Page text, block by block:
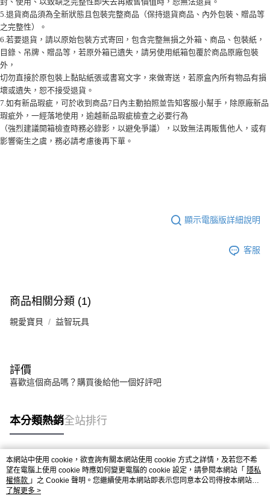
5.退貨商品須為全新狀態且包裝完整商品（保持退貨商品、內外包裝、贈品等
之完整性）。
6.若要退貨，請以原始包裝方式寄回，包含完整無損之外箱、商品、包裝紙，
目錄、吊牌、贈品等，若原外箱已遺失，請另使用紙箱包覆於商品原廠包裝
外，
切勿直接於原包裝上黏貼紙張或書寫文字，來做寄送，若原盒內所有物品有損
壞或遺失，恕不接受退貨。
7.如有新品瑕疵，可於收到商品7日內主動拍照並告知客服小幫手，除原廠新品
瑕疵外，一經落地使用，逾越新品瑕疵檢查之必要行為
（強烈建議開箱檢查時務必錄影，以避免爭議），以致無法再販售他人，或有
影響衛生之虞，務必請考慮後再下單。
顯示電腦版詳細說明
客服
商品相關分類 (1)
親愛寶貝 益智玩具
評價
喜歡這個商品嗎？購買後給他一個好評吧
本分類熱銷全站排行
熱門標籤
本網站中使用 cookie，欲查詢有關本網站使用 cookie 方式之詳情，及若您不希
望在電腦上使用 cookie 時應如何變更電腦的 cookie 設定，請參閱本網站「 隱私
權條款 」之 Cookie 聲明。您繼續使用本網站即表示您同意本公司得按本網站使
用條款之 Cookie 聲明使用 cookie。
了解更多 >